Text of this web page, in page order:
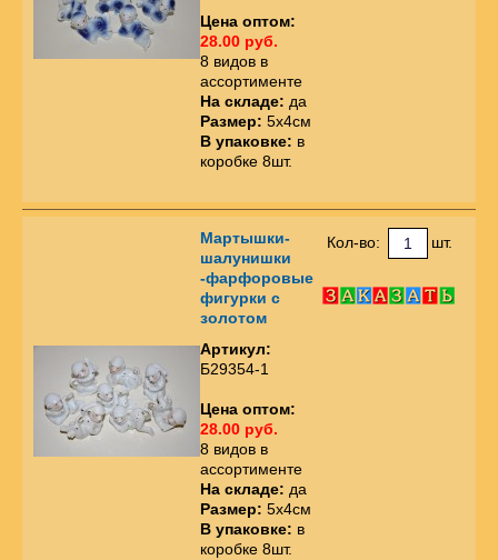
Цена оптом:
28.00 руб.
8 видов в
ассортименте
На складе: да
Размер: 5х4см
В упаковке: в
коробке 8шт.
Мартышки-
шалунишки
-фарфоровые
фигурки с
золотом
Артикул:
Б29354-1
Цена оптом:
28.00 руб.
8 видов в
ассортименте
На складе: да
Размер: 5х4см
В упаковке: в
коробке 8шт.
Кол-во: шт.